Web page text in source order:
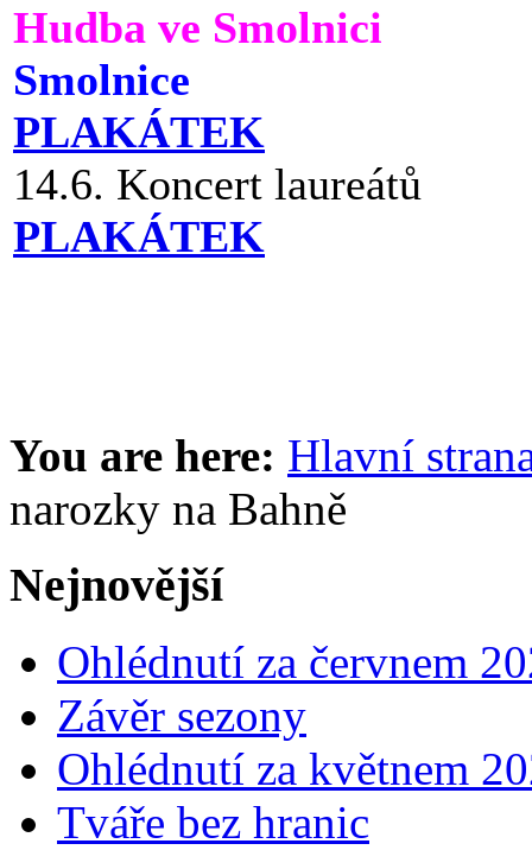
Hudba ve Smolnici
Smolnice
PLAKÁTEK
14.6. Koncert laureátů
PLAKÁTEK
You are here: Hlavní
narozky na Bahně
Nejnovější
Ohlédnutí za červnem
Závěr sezony
Ohlédnutí za květnem
Tváře bez hranic